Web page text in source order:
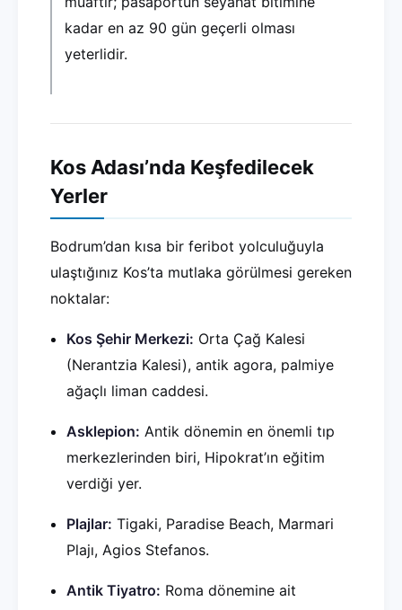
kadar en az 90 gün geçerli olması
yeterlidir.
Kos Adası’nda Keşfedilecek
Yerler
Bodrum’dan kısa bir feribot yolculuğuyla
ulaştığınız Kos’ta mutlaka görülmesi gereken
noktalar:
Kos Şehir Merkezi: Orta Çağ Kalesi
(Nerantzia Kalesi), antik agora, palmiye
ağaçlı liman caddesi.
Asklepion: Antik dönemin en önemli tıp
merkezlerinden biri, Hipokrat’ın eğitim
verdiği yer.
Plajlar: Tigaki, Paradise Beach, Marmari
Plajı, Agios Stefanos.
Antik Tiyatro: Roma dönemine ait